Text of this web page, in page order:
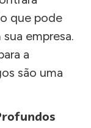
que pode
empresa.
a
são uma